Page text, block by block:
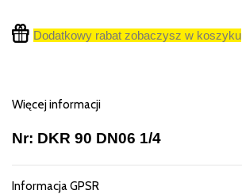
Dodatkowy rabat zobaczysz w koszyku
Więcej informacji
Nr: DKR 90 DN06 1/4
Informacja GPSR